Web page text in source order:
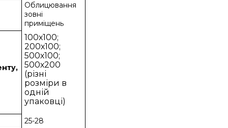
Облицювання
зовні
приміщень
100х100;
200х100;
500х100;
500х200
(різні
розміри в
одній
упаковці)
25-28